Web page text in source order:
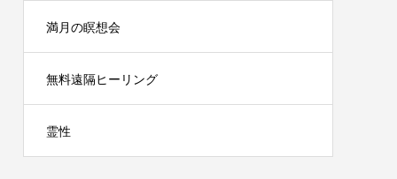
満月の瞑想会
無料遠隔ヒーリング
霊性